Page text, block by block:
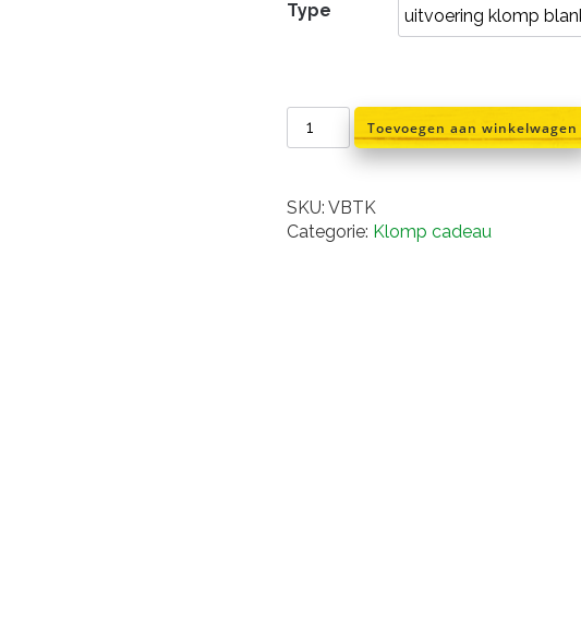
tot
Type
Van
Blok
aantal
Toevoegen aan winkelwagen
SKU:VBTK
Categorie: Klomp cadeau